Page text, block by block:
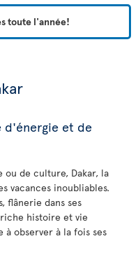
toute l'année!
d'énergie et de
ou de culture, Dakar, la
vacances inoubliables.
flânerie dans ses
histoire et vie
à observer à la fois ses